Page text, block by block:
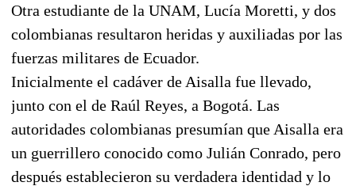
Otra estudiante de la UNAM, Lucía Moretti, y dos
colombianas resultaron heridas y auxiliadas por las
fuerzas militares de Ecuador.
Inicialmente el cadáver de Aisalla fue llevado,
junto con el de Raúl Reyes, a Bogotá. Las
autoridades colombianas presumían que Aisalla era
un guerrillero conocido como Julián Conrado, pero
después establecieron su verdadera identidad y lo